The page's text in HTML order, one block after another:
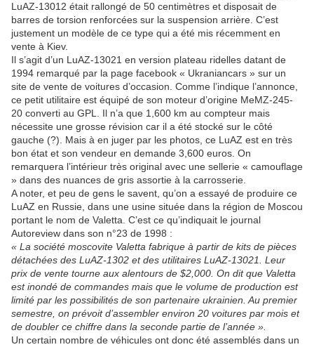
LuAZ-13012 était rallongé de 50 centimètres et disposait de
barres de torsion renforcées sur la suspension arrière. C’est
justement un modèle de ce type qui a été mis récemment en
vente à Kiev.
Il s’agit d’un LuAZ-13021 en version plateau ridelles datant de
1994 remarqué par la page facebook « Ukraniancars » sur un
site de vente de voitures d’occasion. Comme l’indique l’annonce,
ce petit utilitaire est équipé de son moteur d’origine MeMZ-245-
20 converti au GPL. Il n’a que 1,600 km au compteur mais
nécessite une grosse révision car il a été stocké sur le côté
gauche (?). Mais à en juger par les photos, ce LuAZ est en très
bon état et son vendeur en demande 3,600 euros. On
remarquera l’intérieur très original avec une sellerie « camouflage
» dans des nuances de gris assortie à la carrosserie.
A noter, et peu de gens le savent, qu’on a essayé de produire ce
LuAZ en Russie, dans une usine située dans la région de Moscou
portant le nom de Valetta. C’est ce qu’indiquait le journal
Autoreview dans son n°23 de 1998 :
« La société moscovite Valetta fabrique à partir de kits de pièces
détachées des LuAZ-1302 et des utilitaires LuAZ-13021. Leur
prix de vente tourne aux alentours de $2,000. On dit que Valetta
est inondé de commandes mais que le volume de production est
limité par les possibilités de son partenaire ukrainien. Au premier
semestre, on prévoit d’assembler environ 20 voitures par mois et
de doubler ce chiffre dans la seconde partie de l’année ».
Un certain nombre de véhicules ont donc été assemblés dans un